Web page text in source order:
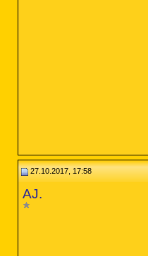
27.10.2017, 17:58
AJ.